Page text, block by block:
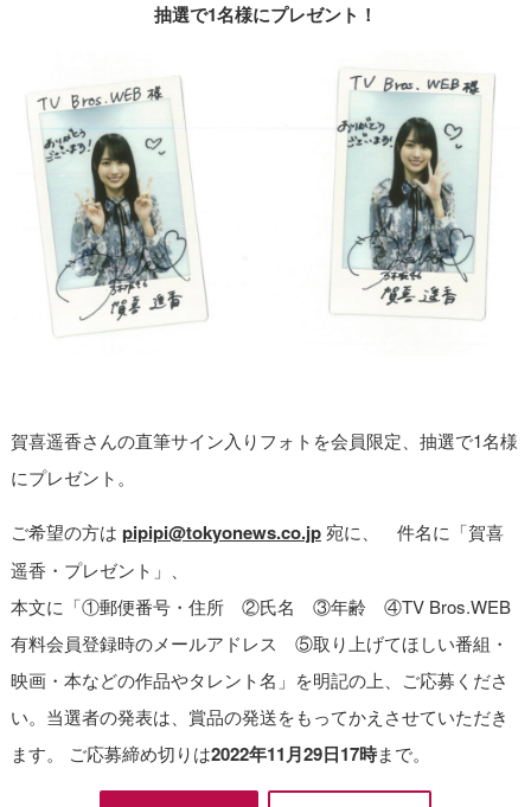
抽選で1名様にプレゼント！
賀喜遥香さんの直筆サイン入りフォトを会員限定、抽選で1名様
にプレゼント。
ご希望の方は pipipi@tokyonews.co.jp宛に、 件名に「賀喜
遥香・プレゼント」、
本文に「①郵便番号・住所 ②氏名 ③年齢 ④TV Bros.WEB
有料会員登録時のメールアドレス ⑤取り上げてほしい番組・
映画・本などの作品やタレント名」を明記の上、ご応募くださ
い。当選者の発表は、賞品の発送をもってかえさせていただき
ます。 ご応募締め切りは2022年11月29日17時まで。